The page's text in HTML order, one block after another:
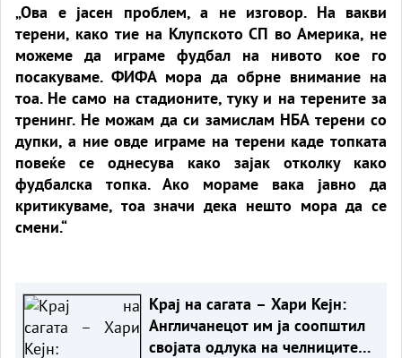
„Ова е јасен проблем, а не изговор. На вакви
терени, како тие на Клупското СП во Америка, не
можеме да играме фудбал на нивото кое го
посакуваме. ФИФА мора да обрне внимание на
тоа. Не само на стадионите, туку и на терените за
тренинг. Не можам да си замислам НБА терени со
дупки, а ние овде играме на терени каде топката
повеќе се однесува како зајак отколку како
фудбалска топка. Ако мораме вака јавно да
критикуваме, тоа значи дека нешто мора да се
смени.“
Крај на сагата – Хари Кејн:
Англичанецот им ја соопштил
својата одлука на челниците